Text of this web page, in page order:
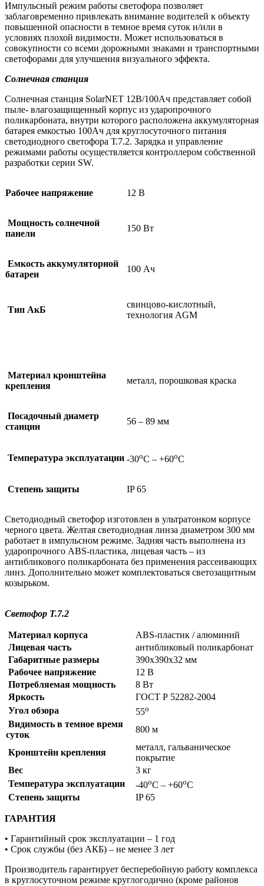
Импульсный режим работы светофора позволяет
заблаговременно привлекать внимание водителей к объекту
повышенной опасности в темное время суток и/или в
условиях плохой видимости. Может использоваться в
совокупности со всеми дорожными знаками и транспортными
светофорами для улучшения визуального эффекта.
Солнечная станция
Солнечная станция SolarNET 12В/100Ач представляет собой
пыле- влагозащищенный корпус из ударопрочного
поликарбоната, внутри которого расположена аккумуляторная
батарея емкостью 100Ач для круглосуточного питания
светодиодного светофора Т.7.2. Зарядка и управление
режимами работы осуществляется контроллером собственной
разработки серии SW.
Рабочее напряжение 12 В
Мощность солнечной
панели
150 Вт
Емкость аккумуляторной
батареи
100 Ач
Тип АкБ
свинцово-кислотный,
технология AGM
Материал кронштейна
крепления
металл, порошковая краска
Посадочный диаметр
станции
56 – 89 мм
Температура эксплуатации -30оС – +60оС
Степень защиты IP 65
Светодиодный светофор изготовлен в ультратонком корпусе
черного цвета. Желтая светодиодная линза диаметром 300 мм
работает в импульсном режиме. Задняя часть выполнена из
ударопрочного ABS-пластика, лицевая часть – из
антибликового поликарбоната без применения рассеивающих
линз. Дополнительно может комплектоваться светозащитным
козырьком.
Светофор Т.7.2
Материал корпуса
ABS-пластик / алюминий
Лицевая часть
антибликовый поликарбонат
Габаритные размеры
390х390х32 мм
Рабочее напряжение
12 В
Потребляемая мощность
8 Вт
Яркость
ГОСТ Р 52282-2004
Угол обзора
55о
Видимость в темное время
суток
800 м
Кронштейн крепления
металл, гальваническое
покрытие
Вес
3 кг
Температура эксплуатации
-40оС – +60оС
Степень защиты
IP 65
ГАРАНТИЯ
• Гарантийный срок эксплуатации – 1 год
• Срок службы (без АКБ) – не менее 3 лет
Производитель гарантирует бесперебойную работу комплекса
в круглосуточном режиме круглогодично (кроме районов